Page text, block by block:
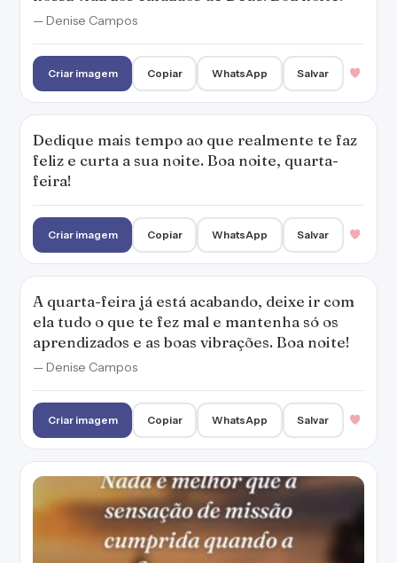
— Denise Campos
Criar imagem Copiar WhatsApp Salvar
Dedique mais tempo ao que realmente te faz
feliz e curta a sua noite. Boa noite, quarta-
feira!
Criar imagem Copiar WhatsApp Salvar
A quarta-feira já está acabando, deixe ir com
ela tudo o que te fez mal e mantenha só os
aprendizados e as boas vibrações. Boa noite!
— Denise Campos
Criar imagem Copiar WhatsApp Salvar